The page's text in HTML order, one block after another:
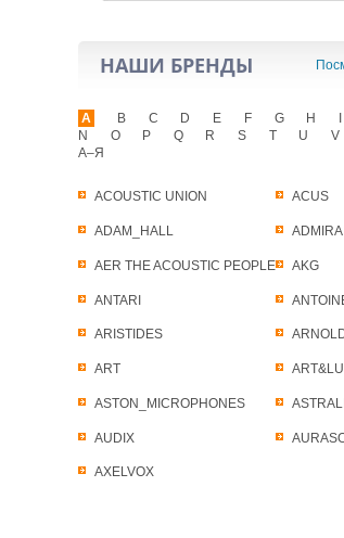
НАШИ БРЕНДЫ
A
ACOUSTIC UNION ACUS
ADAM_HALL ADMIRA
AER THE ACOUSTIC PEOPLE AKG
ANTARI
ARISTIDES
ART
ASTON_MICROPHONES
AUDIX
AXELVOX
B C D E F G H
N
O P Q R S T U V
А–Я